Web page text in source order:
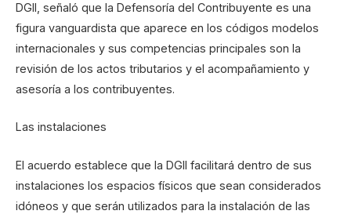
DGII, señaló que la Defensoría del Contribuyente es una
figura vanguardista que aparece en los códigos modelos
internacionales y sus competencias principales son la
revisión de los actos tributarios y el acompañamiento y
asesoría a los contribuyentes.
Las instalaciones
El acuerdo establece que la DGII facilitará dentro de sus
instalaciones los espacios físicos que sean considerados
idóneos y que serán utilizados para la instalación de las